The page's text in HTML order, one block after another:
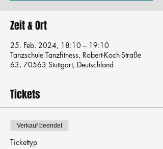
Zeit & Ort
25. Feb. 2024, 18:10 – 19:10
Tanzschule Tanzfitness, Robert-Koch-Straße
63, 70563 Stuttgart, Deutschland
Tickets
Verkauf beendet
Tickettyp